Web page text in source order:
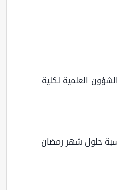
العلمية لكلية
شهر رمضان